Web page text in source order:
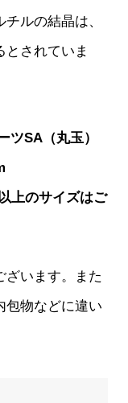
ルの結晶は、
とされていま
ツSA（丸玉）
上のサイズはご
います。また
包物などに違い